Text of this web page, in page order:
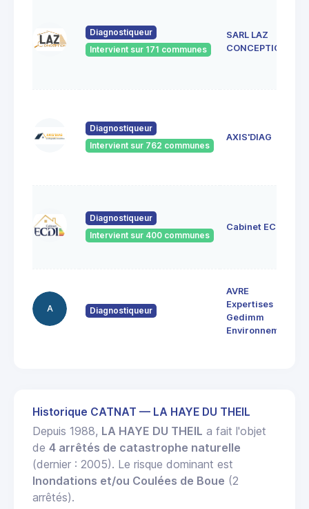
Diagnostiqueur
Intervient sur 171 communes
SARL LAZ
CONCEPTION
Diagnostiqueur
Intervient sur 762 communes
AXIS'DIAG
Diagnostiqueur
Intervient sur 400 communes
Cabinet ECDI
A Diagnostiqueur
AVRE
Expertises
Gedimm
Environnement
Historique CATNAT — LA HAYE DU THEIL
Depuis 1988, LA HAYE DU THEIL a fait l'objet
de 4 arrêtés de catastrophe naturelle
(dernier : 2005). Le risque dominant est
Inondations et/ou Coulées de Boue (2
arrêtés).